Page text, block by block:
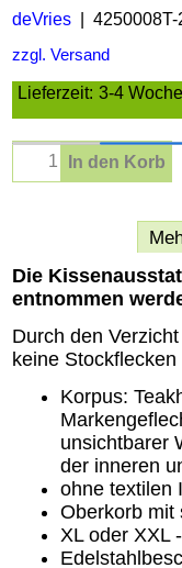
deVries 4250008T-
zzgl. Versand
Lieferzeit: 3-4
In den Korb
Die
entnommen
Durch den
keine
Korpus:
unsichtbarer
der inneren
ohne textilen
Oberkorb mit
XL oder XXL